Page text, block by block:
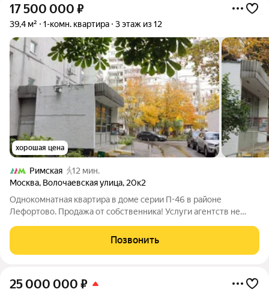
17 500 000 ₽
39,4 м² 1-комн. квартира 3 этаж из 12
хорошая цена
Римская
12 мин.
Москва, Волочаевская улица, 20к2
Однокомнатная квартира в доме серии П-46 в районе
Лефортово. Продажа от собственника! Услуги агентств не
площадью 39,4 м с удачной планировкой в районе -
Лефортово. Продается не только квартира, но и
Позвонить
25 000 000 ₽